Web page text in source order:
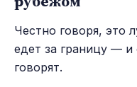
Честно говоря, это
едет за границу —
говорят.